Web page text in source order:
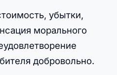
убытки,
морального
добровольно.